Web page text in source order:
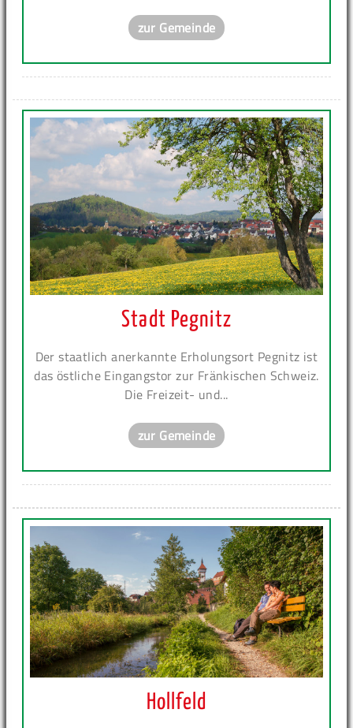
zur Gemeinde
Stadt Pegnitz
Der staatlich anerkannte Erholungsort Pegnitz ist
das östliche Eingangstor zur Fränkischen Schweiz.
Die Freizeit- und...
zur Gemeinde
Hollfeld